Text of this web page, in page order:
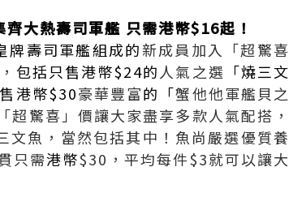
大熱壽司軍艦 只需港幣$16起！
牌壽司軍艦組成的新成員加入「超驚喜
包括只售港幣$24的 人氣之選 「燒三文
港幣$30豪華豐富的「蟹他他軍艦貝之
超驚喜」價讓大家盡享多款人氣配搭，
魚，當然包括其中！魚尚嚴選優質養
只需港幣$30，平均每件$3就可以讓大